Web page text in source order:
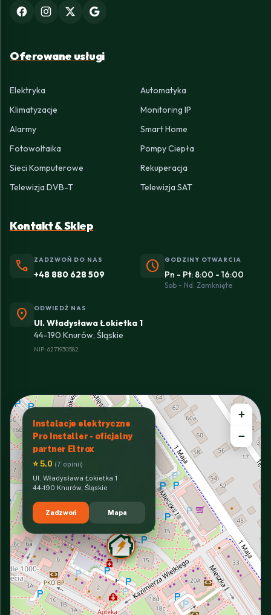
Oferowane usługi
Elektryka
Automatyka
Klimatyzacje
Monitoring IP
Alarmy
Smart Home
Fotowoltaika
Pompy Ciepła
Sieci Komputerowe
Rekuperacja
Telewizja DVB-T
Telewizja SAT
Kontakt & Sklep
phone ZADZWOŃ DO NAS
+48 880 628 509 schedule GODZINY OTWARCIA
Pn - Pt: 8:00 - 16:00
Sob - Nd: Zamknięte
location_on ODWIEDŹ NAS
Ul. Władysława Łokietka 1
44-190 Knurów, Śląskie
NIP: 6271930582
Instalacje elektryczne
Pro Installer - oficjalny
partner Eltrox
⭐ 5.0 (7 opinii)
Ul. Władysława Łokietka 1
44-190 Knurów, Śląskie
Zadzwoń Mapa
+
−